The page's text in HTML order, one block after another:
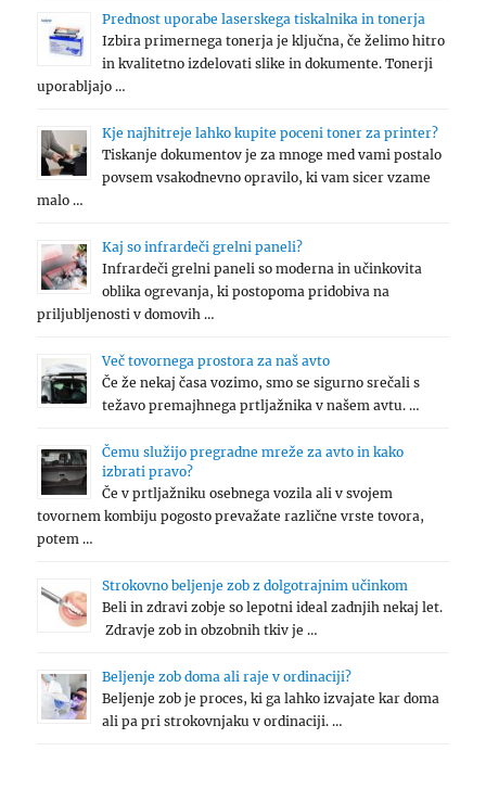
Prednost uporabe laserskega tiskalnika in tonerja
Izbira primernega tonerja je ključna, če želimo hitro
in kvalitetno izdelovati slike in dokumente. Tonerji
uporabljajo …
Kje najhitreje lahko kupite poceni toner za printer?
Tiskanje dokumentov je za mnoge med vami postalo
povsem vsakodnevno opravilo, ki vam sicer vzame
malo …
Kaj so infrardeči grelni paneli?
Infrardeči grelni paneli so moderna in učinkovita
oblika ogrevanja, ki postopoma pridobiva na
priljubljenosti v domovih …
Več tovornega prostora za naš avto
Če že nekaj časa vozimo, smo se sigurno srečali s
težavo premajhnega prtljažnika v našem avtu. …
Čemu služijo pregradne mreže za avto in kako
izbrati pravo?
Če v prtljažniku osebnega vozila ali v svojem
tovornem kombiju pogosto prevažate različne vrste tovora,
potem …
Strokovno beljenje zob z dolgotrajnim učinkom
Beli in zdravi zobje so lepotni ideal zadnjih nekaj let.
Zdravje zob in obzobnih tkiv je …
Beljenje zob doma ali raje v ordinaciji?
Beljenje zob je proces, ki ga lahko izvajate kar doma
ali pa pri strokovnjaku v ordinaciji. …